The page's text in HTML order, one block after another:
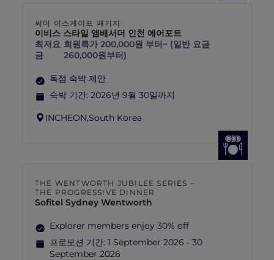
써머 이스케이프 패키지
이비스 스타일 앰배서더 인천 에어포트
최저요
금
회원특가 200,000원 부터~ (일반 요금
260,000원부터)
독점 숙박 제안
숙박 기간: 2026년 9월 30일까지
INCHEON,South Korea
THE WENTWORTH JUBILEE SERIES –
THE PROGRESSIVE DINNER
Sofitel Sydney Wentworth
Explorer members enjoy 30% off
프로모션 기간: 1 September 2026 - 30
September 2026